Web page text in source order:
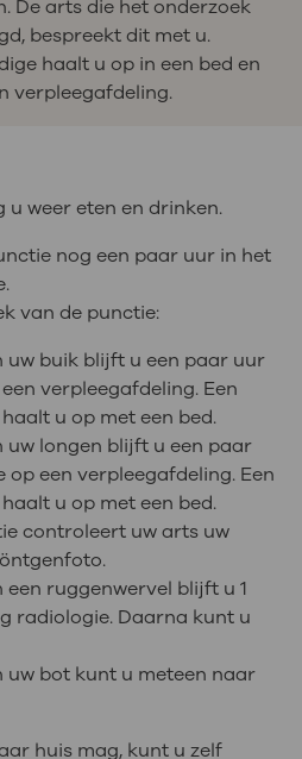
De arts die het onderzoek
bespreekt dit met u.
haalt u op in een bed en
verpleegafdeling.
weer eten en drinken.
nog een paar uur in het
van de punctie:
uw buik blijft u een paar uur
verpleegafdeling. Een
u op met een bed.
uw longen blijft u een paar
een verpleegafdeling. Een
u op met een bed.
controleert uw arts uw
een ruggenwervel blijft u 1
radiologie. Daarna kunt u
uw bot kunt u meteen naar
huis mag, kunt u zelf